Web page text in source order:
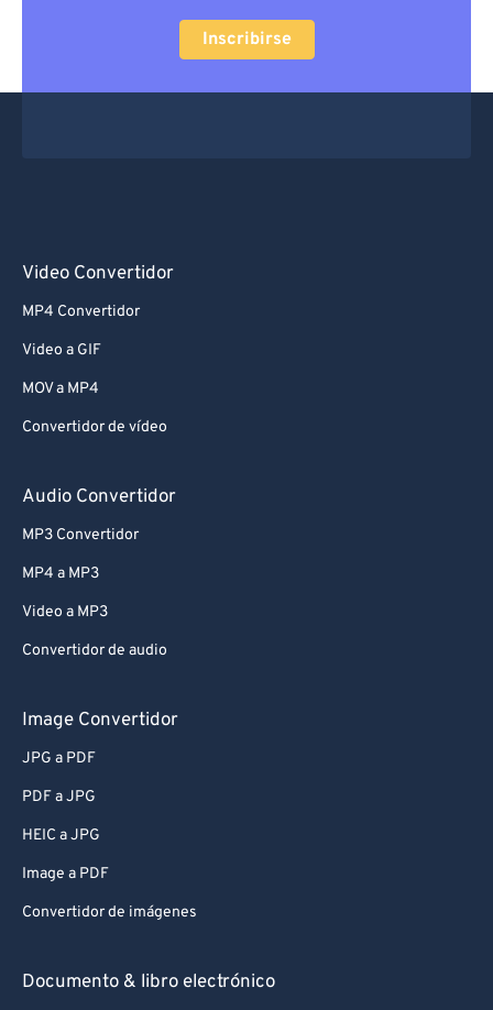
Inscribirse
Video Convertidor
MP4 Convertidor
Video a GIF
MOV a MP4
Convertidor de vídeo
Audio Convertidor
MP3 Convertidor
MP4 a MP3
Video a MP3
Convertidor de audio
Image Convertidor
JPG a PDF
PDF a JPG
HEIC a JPG
Image a PDF
Convertidor de imágenes
Documento & libro electrónico